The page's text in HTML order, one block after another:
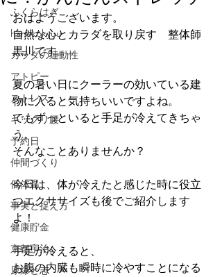
ふくらはぎ
hanakokyuu
カラダの連動性
アトピー
ストレス
ギックリ腰
予約日
仲間づくり
低体温
事実と捉え方
健康貯金
京都宇治
原爆と志
おはようございます。
自然な心とカラダを取り戻す　整体師
黒川です。
夏の暑い日にクーラーの効いている建
物に入ると気持ちいいですよね。
でもずっといると手足が冷えてきちゃ
う。
そんなことありませんか？
今日は、体が冷えたと感じた時に役立
つエクササイズも後でご紹介します
よ！
手足が冷えると、
お腹の内臓も瞬時に冷やすことになる